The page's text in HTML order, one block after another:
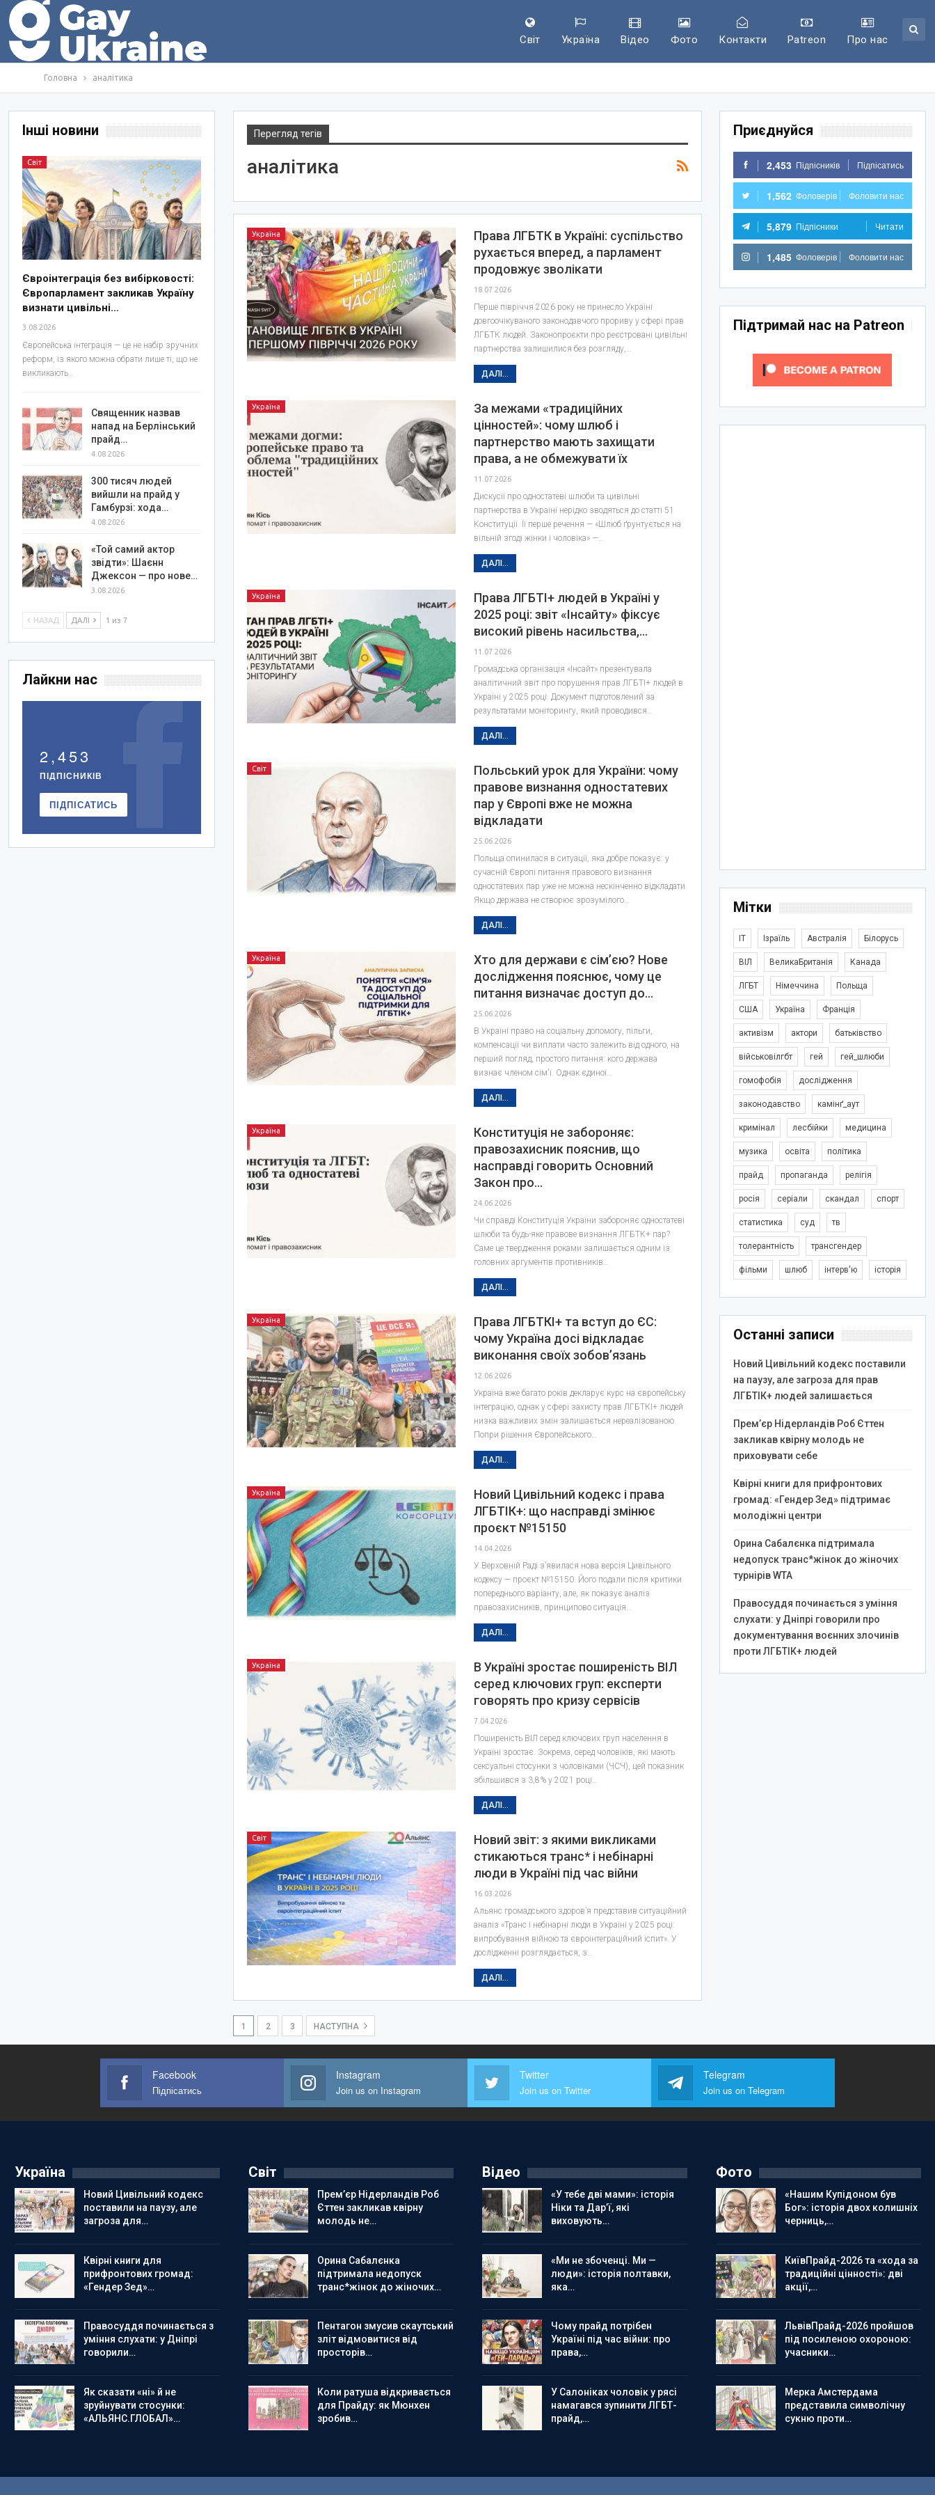
Світ Україна Відео Фото Контакти Patreon Про нас
Головна аналітика
Перегляд тегів
аналітика
Україна
Права ЛГБТК в Україні: суспільство
рухається вперед, а парламент
продовжує зволікати
18.07.2026
Перше півріччя 2026 року не принесло Україні
довгоочікуваного законодавчого прориву у сфері прав
ЛГБТК людей. Законопроєкти про реєстровані цивільні
партнерства залишилися без розгляду,…
ДАЛІ...
Україна
За межами «традиційних
цінностей»: чому шлюб і
партнерство мають захищати
права, а не обмежувати їх
11.07.2026
Дискусії про одностатеві шлюби та цивільні
партнерства в Україні нерідко зводяться до статті 51
Конституції. Її перше речення — «Шлюб ґрунтується на
вільній згоді жінки і чоловіка» —…
ДАЛІ...
Україна
Права ЛГБТІ+ людей в Україні у
2025 році: звіт «Інсайту» фіксує
високий рівень насильства,…
11.07.2026
Громадська організація «Інсайт» презентувала
аналітичний звіт про порушення прав ЛГБТІ+ людей в
Україні у 2025 році. Документ підготовлений за
результатами моніторингу, який проводився…
ДАЛІ...
Світ
Польський урок для України: чому
правове визнання одностатевих
пар у Європі вже не можна
відкладати
25.06.2026
Польща опинилася в ситуації, яка добре показує: у
сучасній Європі питання правового визнання
одностатевих пар уже не можна нескінченно відкладати.
Якщо держава не створює зрозумілого…
ДАЛІ...
Україна
Хто для держави є сім’єю? Нове
дослідження пояснює, чому це
питання визначає доступ до…
25.06.2026
В Україні право на соціальну допомогу, пільги,
компенсації чи виплати часто залежить від одного, на
перший погляд, простого питання: кого держава
визнає членом сім'ї. Однак єдиної…
ДАЛІ...
Україна
Конституція не забороняє:
правозахисник пояснив, що
насправді говорить Основний
Закон про…
24.06.2026
Чи справді Конституція України забороняє одностатеві
шлюби та будь-яке правове визнання ЛГБТК+ пар?
Саме це твердження роками залишається одним із
головних аргументів противників…
ДАЛІ...
Україна
Права ЛГБТКІ+ та вступ до ЄС:
чому Україна досі відкладає
виконання своїх зобов’язань
12.06.2026
Україна вже багато років декларує курс на європейську
інтеграцію, однак у сфері захисту прав ЛГБТКІ+ людей
низка важливих змін залишається нереалізованою.
Попри рішення Європейського…
ДАЛІ...
Україна
Новий Цивільний кодекс і права
ЛГБТІК+: що насправді змінює
проєкт №15150
14.04.2026
У Верховній Раді з’явилася нова версія Цивільного
кодексу — проєкт №15150. Його подали після критики
попереднього варіанту, але, як показує аналіз
правозахисників, принципово ситуація…
ДАЛІ...
Україна
В Україні зростає поширеність ВІЛ
серед ключових груп: експерти
говорять про кризу сервісів
7.04.2026
Поширеність ВІЛ серед ключових груп населення в
Україні зростає. Зокрема, серед чоловіків, які мають
сексуальні стосунки з чоловіками (ЧСЧ), цей показник
збільшився з 3,8% у 2021 році…
ДАЛІ...
Світ
Новий звіт: з якими викликами
стикаються транс* і небінарні
люди в Україні під час війни
16.03.2026
Альянс громадського здоров’я представив ситуаційний
аналіз «Транс і небінарні люди в Україні у 2025 році:
випробування війною та євроінтеграційний іспит». У
дослідженні розглядається, з…
ДАЛІ...
1 2 3 НАСТУПНА
Приєднуйся
2,453 Підпісників Підпісатись
1,562 Фоловерів Фоловити нас
5,879 Підпісники Читати
1,485 Фоловерів Фоловити нас
Підтримай нас на Patreon
Мітки
IT Ізраїль Австралія Білорусь
ВІЛ ВеликаБританія Канада
ЛГБТ Німеччина Польща
США Україна Франція
активізм актори батьківство
військовілгбт гей гей_шлюби
гомофобія дослідження
законодавство камінґ_аут
кримінал лесбійки медицина
музика освіта політика
прайд пропаганда релігія
росія серіали скандал спорт
статистика суд тв
толерантність трансгендер
фільми шлюб інтерв'ю історія
Останні записи
Новий Цивільний кодекс поставили
на паузу, але загроза для прав
ЛГБТІК+ людей залишається
Прем’єр Нідерландів Роб Єттен
закликав квірну молодь не
приховувати себе
Квірні книги для прифронтових
громад: «Гендер Зед» підтримає
молодіжні центри
Орина Сабалєнка підтримала
недопуск транс*жінок до жіночих
турнірів WTA
Правосуддя починається з уміння
слухати: у Дніпрі говорили про
документування воєнних злочинів
проти ЛГБТІК+ людей
Інші новини
Світ
Євроінтеграція без вибірковості:
Європарламент закликав Україну
визнати цивільні…
3.08.2026
Європейська інтеграція — це не набір зручних
реформ, із якого можна обрати лише ті, що не
викликають…
Священник назвав
напад на Берлінський
прайд…
4.08.2026
300 тисяч людей
вийшли на прайд у
Гамбурзі: хода…
4.08.2026
«Той самий актор
звідти»: Шаєнн
Джексон — про нове…
3.08.2026
НАЗАД ДАЛІ 1 из 7
Лайкни нас
2,453
ПІДПІСНИКІВ
ПІДПІСАТИСЬ
Facebook
Підпісатись
Instagram
Join us on Instagram
Twitter
Join us on Twitter
Telegram
Join us on Telegram
Україна
Новий Цивільний кодекс
поставили на паузу, але
загроза для…
Квірні книги для
прифронтових громад:
«Гендер Зед»…
Правосуддя починається з
уміння слухати: у Дніпрі
говорили…
Як сказати «ні» й не
зруйнувати стосунки:
«АЛЬЯНС.ГЛОБАЛ»…
Світ
Прем’єр Нідерландів Роб
Єттен закликав квірну
молодь не…
Орина Сабалєнка
підтримала недопуск
транс*жінок до жіночих…
Пентагон змусив скаутський
зліт відмовитися від
просторів…
Коли ратуша відкривається
для Прайду: як Мюнхен
зробив…
Відео
«У тебе дві мами»: історія
Ніки та Дар’ї, які
виховують…
«Ми не збоченці. Ми —
люди»: історія полтавки,
яка…
Чому прайд потрібен
Україні під час війни: про
права,…
У Салоніках чоловік у рясі
намагався зупинити ЛГБТ-
прайд,…
Фото
«Нашим Купідоном був
Бог»: історія двох колишніх
черниць,…
КиївПрайд-2026 та «хода за
традиційні цінності»: дві
акції,…
ЛьвівПрайд-2026 пройшов
під посиленою охороною:
учасники…
Мерка Амстердама
представила символічну
сукню проти…